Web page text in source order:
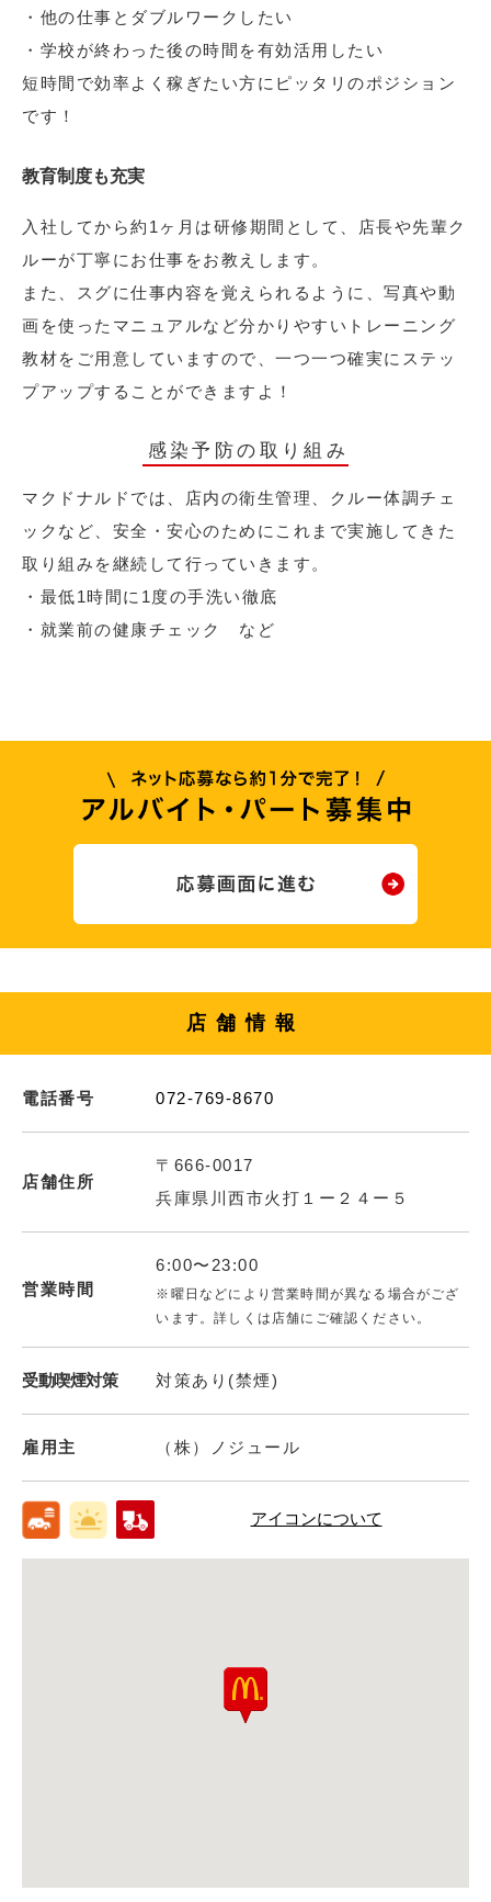
・他の仕事とダブルワークしたい
・学校が終わった後の時間を有効活用したい
短時間で効率よく稼ぎたい方にピッタリのポジション
です！
教育制度も充実
入社してから約1ヶ月は研修期間として、店長や先輩ク
ルーが丁寧にお仕事をお教えします。
また、スグに仕事内容を覚えられるように、写真や動
画を使ったマニュアルなど分かりやすいトレーニング
教材をご用意していますので、一つ一つ確実にステッ
プアップすることができますよ！
感染予防の取り組み
マクドナルドでは、店内の衛生管理、クルー体調チェ
ックなど、安全・安心のためにこれまで実施してきた
取り組みを継続して行っていきます。
・最低1時間に1度の手洗い徹底
・就業前の健康チェック など
店舗情報
電話番号 072-769-8670
店舗住所
〒666-0017
兵庫県川西市火打１ー２４ー５
営業時間
6:00〜23:00
※曜日などにより営業時間が異なる場合がござ
います。詳しくは店舗にご確認ください。
受動喫煙対策 対策あり(禁煙)
雇用主 （株）ノジュール
アイコンについて